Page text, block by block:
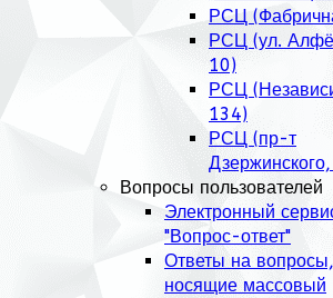
РСЦ
РСЦ (ул.
10)
РСЦ
134)
РСЦ (пр-т
Вопросы пользователей
Электронный
"Вопрос-ответ"
Ответы на вопросы,
носящие массовый